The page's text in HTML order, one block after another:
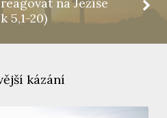
5,1-20)
kázání